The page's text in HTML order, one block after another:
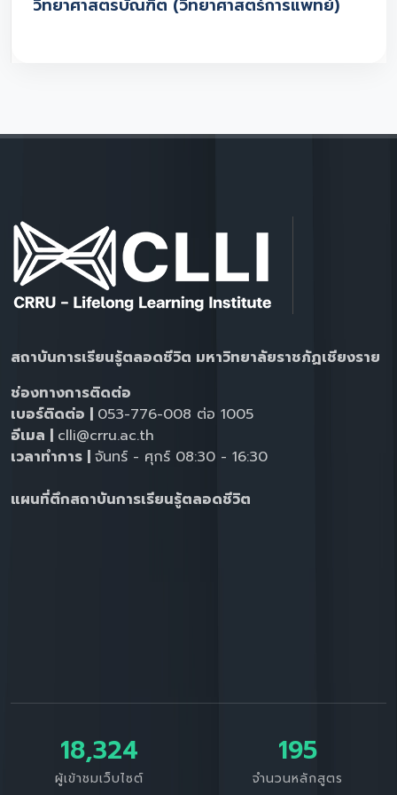
วิทยาศาสตรบัณฑิต (วิทยาศาสตร์การแพทย์)
สถาบันการเรียนรู้ตลอดชีวิต มหาวิทยาลัยราชภัฏเชียงราย
ช่องทางการติดต่อ
เบอร์ติดต่อ | 053-776-008 ต่อ 1005
อีเมล | clli@crru.ac.th
เวลาทำการ | จันทร์ - ศุกร์ 08:30 - 16:30
แผนที่ตึกสถาบันการเรียนรู้ตลอดชีวิต
18,324
ผู้เข้าชมเว็บไซต์
195
จำนวนหลักสูตร